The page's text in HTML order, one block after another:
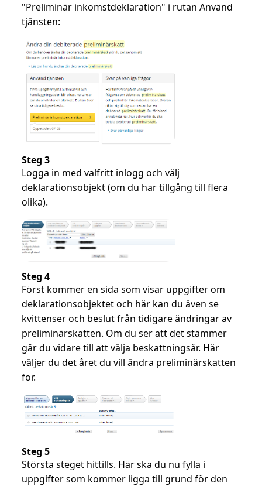
"Preliminär inkomstdeklaration" i rutan Använd
tjänsten:
Steg 3
Logga in med valfritt inlogg och välj
deklarationsobjekt (om du har tillgång till flera
olika).
Steg 4
Först kommer en sida som visar uppgifter om
deklarationsobjektet och här kan du även se
kvittenser och beslut från tidigare ändringar av
preliminärskatten. Om du ser att det stämmer
går du vidare till att välja beskattningsår. Här
väljer du det året du vill ändra preliminärskatten
för.
Steg 5
Största steget hittills. Här ska du nu fylla i
uppgifter som kommer ligga till grund för den